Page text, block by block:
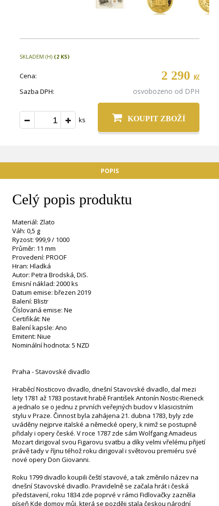
SKLADEM (H) (2 KS)
Cena: 2 290 Kč
Sazba DPH: osvobozeno od DPH
ks KOUPIT ZBOŽÍ
POPIS
Celý popis produktu
Materiál: Zlato
Váh: 0,5 g
Ryzost: 999,9 / 1000
Průměr: 11 mm
Provedení: PROOF
Hran: Hladká
Autor: Petra Brodská, DiS.
Emisní náklad: 2000 ks
Datum emise: březen 2019
Balení: Blistr
Číslovaná emise: Ne
Certifikát: Ne
Balení kapsle: Ano
Emitent: Niue
Nominální hodnota: 5 NZD
Praha - Stavovské divadlo
Hraběcí Nosticovo divadlo, dnešní Stavovské divadlo, dal mezi
lety 1781 až 1783 postavit hrabě František Antonín Nostic-Rieneck
a jednalo se o jednu z prvních veřejných budov v klasicistním
stylu v Praze. Činnost byla zahájena 21. dubna 1783, byly zde
uváděny nejprve italské a německé opery, k nimž se postupně
přidaly i opery české. V roce 1787 zde sám Wolfgang Amadeus
Mozart dirigoval svou Figarovu svatbu a díky velmi vřelému přijetí
právě tady v říjnu téhož roku dirigoval i světovou premiéru své
nové opery Don Giovanni.
Roku 1799 divadlo koupili čeští stavové, a tak změnilo název na
dnešní Stavovské divadlo. Pravidelně se začala hrát i česká
představení, roku 1834 zde poprvé v rámci Fidlovačky zazněla
píseň Kde domov můj, která se později stala českou národní